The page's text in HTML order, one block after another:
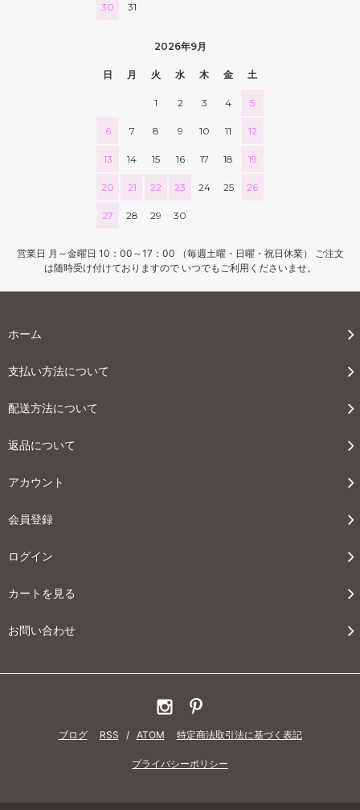
30 31
2026年9月
日 月 火 水 木 金 土
1 2 3 4 5
6 7 8 9 10 11 12
13 14 15 16 17 18 19
20 21 22 23 24 25 26
27 28 29 30
営業日 月～金曜日 10：00～17：00 （毎週土曜・日曜・祝日休業） ご注文
は随時受け付けておりますので いつでもご利用くださいませ。
ホーム
支払い方法について
配送方法について
返品について
アカウント
会員登録
ログイン
カートを見る
お問い合わせ
ブログ RSS / ATOM 特定商法取引法に基づく表記
プライバシーポリシー